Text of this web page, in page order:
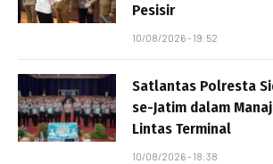
Pesisir
10/08/2026 - 19:52
Satlantas Polresta
se-Jatim dalam
Lintas Terminal
10/08/2026 - 18:38